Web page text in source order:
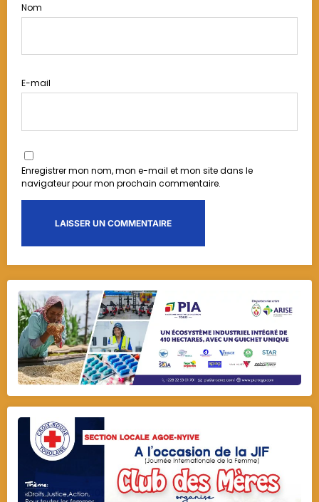
Nom
E-mail
Enregistrer mon nom, mon e-mail et mon site dans le
navigateur pour mon prochain commentaire.